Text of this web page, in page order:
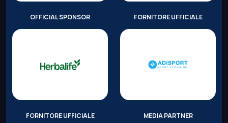
OFFICIAL SPONSOR FORNITORE UFFICIALE
FORNITORE UFFICIALE MEDIA PARTNER